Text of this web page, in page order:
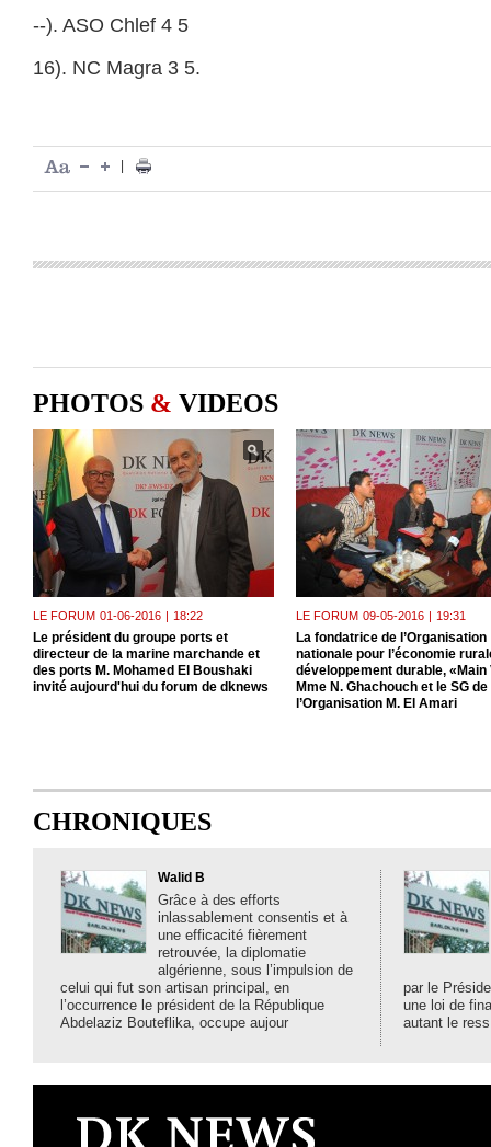
--). ASO Chlef 4 5
16). NC Magra 3 5.
PHOTOS & VIDEOS
LE FORUM 01-06-2016 | 18:22
Le président du groupe ports et
directeur de la marine marchande et
des ports M. Mohamed El Boushaki
invité aujourd'hui du forum de dknews
LE FORUM 09-05-2016 | 19:31
La fondatrice de l’Organisation
nationale pour l’économie
développement durable, «Main
Mme N. Ghachouch et le SG de
l’Organisation M. El Amari
CHRONIQUES
Walid B
Grâce à des efforts
inlassablement consentis et à
une efficacité fièrement
retrouvée, la diplomatie
algérienne, sous l’impulsion de
celui qui fut son artisan principal, en
l’occurrence le président de la République
Abdelaziz Bouteflika, occupe aujour
par le
une loi de
autant le ress